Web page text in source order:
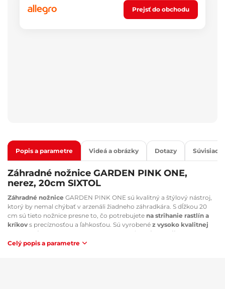
Prejsť do obchodu
Popis a parametre Videá a obrázky Dotazy Súvisiaci
Záhradné nožnice GARDEN PINK ONE,
nerez, 20cm SIXTOL
Záhradné nožnice GARDEN PINK ONE sú kvalitný a štýlový nástroj,
ktorý by nemal chýbať v arzenáli žiadneho záhradkára. S dĺžkou 20
cm sú tieto nožnice presne to, čo potrebujete na strihanie rastlín a
kríkov s precíznosťou a ľahkosťou. Sú vyrobené z vysoko kvalitnej
nerezovej ocele
odolnosť proti korózii
životnosť. Dôraz bol tiež kladený na pohodlie pri práci.
Celý popis a parametre